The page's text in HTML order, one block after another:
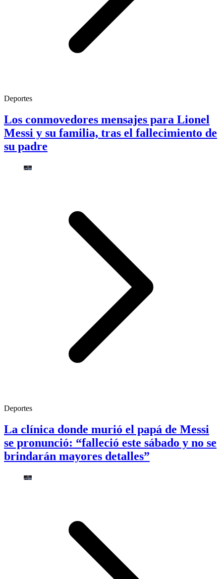
Deportes
Los conmovedores mensajes para Lionel
Messi y su familia, tras el fallecimiento de
su padre
Deportes
La clínica donde murió el papá de Messi
se pronunció: “falleció este sábado y no se
brindarán mayores detalles”